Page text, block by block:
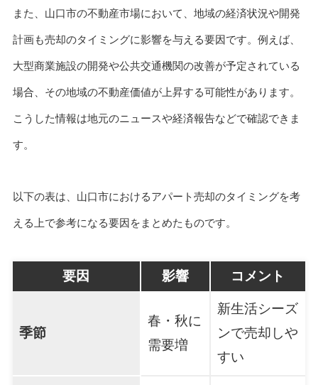
また、山口市の不動産市場において、地域の経済状況や開発
計画も売却のタイミングに影響を与える要因です。例えば、
大型商業施設の開発や公共交通機関の改善が予定されている
場合、その地域の不動産価値が上昇する可能性があります。
こうした情報は地元のニュースや経済報告などで確認できま
す。
以下の表は、山口市におけるアパート売却のタイミングを考
える上で参考になる要因をまとめたものです。
要因 影響 コメント
季節
春・秋に
需要増
新生活シーズ
ンで売却しや
すい